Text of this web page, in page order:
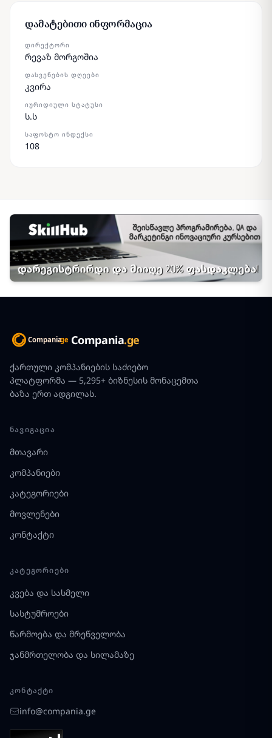
დამატებითი ინფორმაცია
ᲓᲘᲠᲔᲥᲢᲝᲠᲘ
რევაზ მორგოშია
ᲓᲐᲡᲕᲔᲜᲔᲑᲘᲡ ᲓᲦᲔᲔᲑᲘ
კვირა
ᲘᲣᲠᲘᲓᲘᲣᲚᲘ ᲡᲢᲐᲢᲣᲡᲘ
ს.ს
ᲡᲐᲤᲝᲡᲢᲝ ᲘᲜᲓᲔᲥᲡᲘ
108
Compania.ge
ქართული კომპანიების საძიებო
პლატფორმა — 5,295+ ბიზნესის მონაცემთა
ბაზა ერთ ადგილას.
ᲜᲐᲕᲘᲒᲐᲪᲘᲐ
მთავარი
კომპანიები
კატეგორიები
მოვლენები
კონტაქტი
ᲙᲐᲢᲔᲒᲝᲠᲘᲔᲑᲘ
კვება და სასმელი
სასტუმროები
წარმოება და მრეწველობა
ჯანმრთელობა და სილამაზე
ᲙᲝᲜᲢᲐᲥᲢᲘ
info@compania.ge